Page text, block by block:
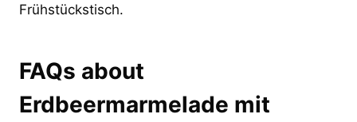
Frühstückstisch.
FAQs about
Erdbeermarmelade mit